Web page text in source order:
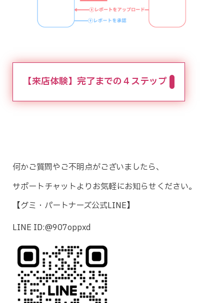
【来店体験】完了までの４ステップ
何かご質問やご不明点がございましたら、
サポートチャットよりお気軽にお知らせください。
【グミ・パートナーズ公式LINE】
LINE ID:@907oppxd